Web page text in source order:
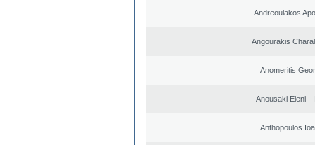
Andreoulakos
Angourakis
Anomeritis
Anousaki Eleni -
Anthopoulos